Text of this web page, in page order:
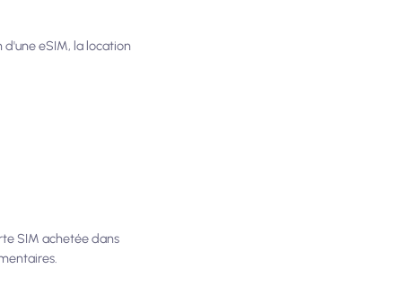
eSIM, la location
SIM achetée dans